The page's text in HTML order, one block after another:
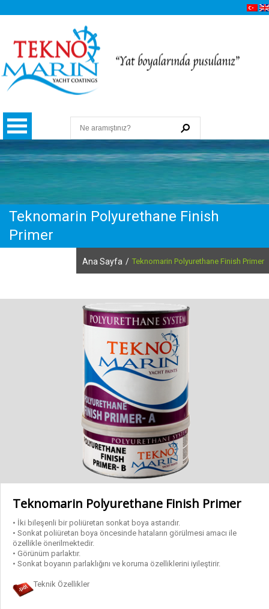
Hakkımızda
Kalite, Çevre ve İSG Politikamız
Epoksi Yapıştırıcı – Reçine
Son Kat Boyalar
Tinerler
Vernikler
Zehirli Boyalar
Teknomarin Polyurethane Finish
Primer
Ana Sayfa / Teknomarin Polyurethane Finish Primer
Teknomarin Polyurethane Finish Primer
• İki bileşenli bir poliüretan sonkat boya astarıdır.
• Sonkat poliüretan boya öncesinde hataların görülmesi amacı ile
özellikle önerilmektedir.
• Görünüm parlaktır.
• Sonkat boyanın parlaklığını ve koruma özelliklerini iyileştirir.
Teknik Özellikler